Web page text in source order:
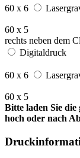
60 x 6
60 x 5
rechts neben dem
Digitaldruck
60 x 6
60 x 5
Bitte laden Sie
hoch oder nach